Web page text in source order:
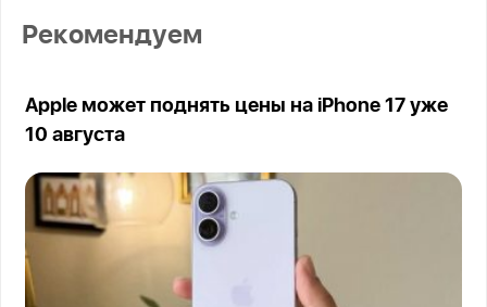
Рекомендуем
Apple может поднять цены на iPhone 17 уже
10 августа